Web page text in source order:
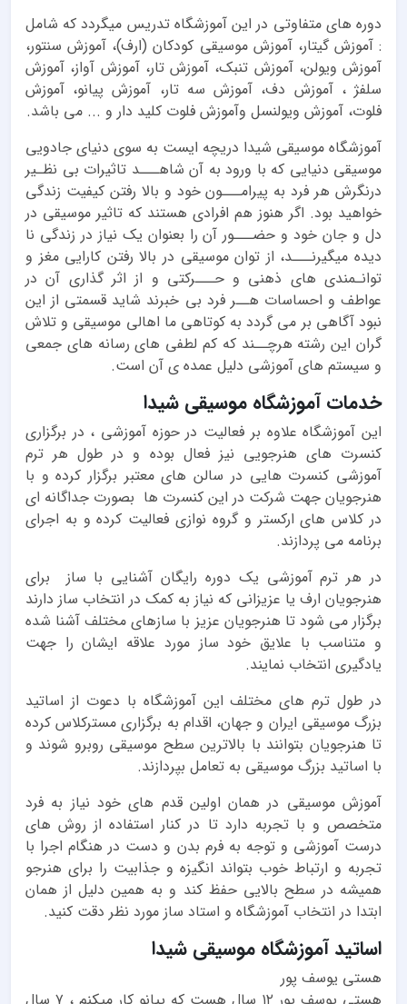
دوره های متفاوتی در این آموزشگاه تدریس میگردد که شامل
: آموزش گیتار، آموزش موسیقی کودکان (ارف)، آموزش سنتور،
آموزش ویولن، آموزش تنبک، آموزش تار، آموزش آواز، آموزش
سلفژ ، آموزش دف، آموزش سه تار، آموزش پیانو، آموزش
فلوت، آموزش ویولنسل وآموزش فلوت کلید دار و ... می باشد.
آموزشگاه موسیقی شیدا دریچه ایست به سوی دنیای جادویی
موسیقی دنیایی که با ورود به آن شاهـــد تاثیرات بی نظـیر
درنگرش هر فرد به پیرامـــون خود و بالا رفتن کیفیت زندگی
خواهید بود. اگر هنوز هم افرادی هستند که تاثیر موسیقی در
دل و جان خود و حضـــور آن را بعنوان یک نیاز در زندگی نا
دیده میگیرنـــد، از توان موسیقی در بالا رفتن کارایی مغز و
توانـمندی های ذهنی و حـــرکتی و از اثر گذاری آن در
عواطف و احساسات هــر فرد بی خبرند شاید قسمتی از این
نبود آگاهی بر می گردد به کوتاهی ما اهالی موسیقی و تلاش
گران این رشته هرچــند که کم لطفی های رسانه های جمعی
و سیستم های آموزشی دلیل عمده ی آن است.
خدمات آموزشگاه موسیقی شیدا
این آموزشگاه علاوه بر فعالیت در حوزه آموزشی ، در برگزاری
کنسرت های هنرجویی نیز فعال بوده و در طول هر ترم
آموزشی کنسرت هایی در سالن های معتبر برگزار کرده و با
هنرجویان جهت شرکت در این کنسرت ها بصورت جداگانه ای
در کلاس های ارکستر و گروه نوازی فعالیت کرده و به اجرای
برنامه می پردازند.
در هر ترم آموزشی یک دوره رایگان آشنایی با ساز برای
هنرجویان ارف یا عزیزانی که نیاز به کمک در انتخاب ساز دارند
برگزار می شود تا هنرجویان عزیز با سازهای مختلف آشنا شده
و متناسب با علایق خود ساز مورد علاقه ایشان را جهت
یادگیری انتخاب نمایند.
در طول ترم های مختلف این آموزشگاه با دعوت از اساتید
بزرگ موسیقی ایران و جهان، اقدام به برگزاری مسترکلاس کرده
تا هنرجویان بتوانند با بالاترین سطح موسیقی روبرو شوند و
با اساتید بزرگ موسیقی به تعامل بپردازند.
آموزش موسیقی در همان اولین قدم های خود نیاز به فرد
متخصص و با تجربه دارد تا در کنار استفاده از روش های
درست آموزشی و توجه به فرم بدن و دست در هنگام اجرا با
تجربه و ارتباط خوب بتواند انگیزه و جذابیت را برای هنرجو
همیشه در سطح بالایی حفظ کند و به همین دلیل از همان
ابتدا در انتخاب آموزشگاه و استاد ساز مورد نظر دقت کنید.
اساتید آموزشگاه موسیقی شیدا
هستی یوسف پور